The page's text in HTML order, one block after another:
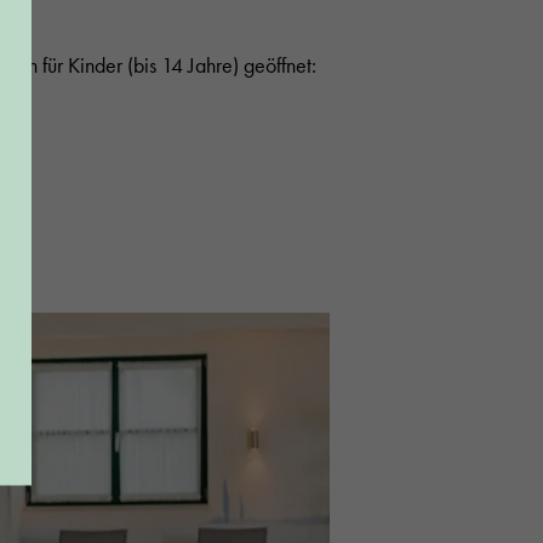
auch für Kinder (bis 14 Jahre) geöffnet: